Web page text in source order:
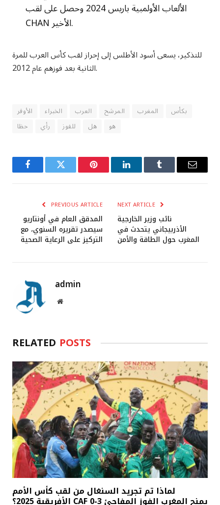
الألعاب الأولمبية باريس 2024 وحصل على لقب
CHAN الأخير.
للتذكير، يسعى أسود الأطلس إلى إحراز لقب كأس العرب للمرة
الثانية بعد فوزهم عام 2012.
الأوفر الخبراء العرب المرشح المغرب
بكأس
حظا
رأي للفوز هل هو
FacebookTwitter Pinterest LinkedInTumblr Email
PREVIOUS ARTICLE
المدقق العام في أونتاريو
سيصدر تقريره السنوي، مع
التركيز على الرعاية الصحية
NEXT ARTICLE
نائب وزير الخارجية
الأذربيجاني يتحدث في
المغرب حول الطاقة والأمن
admin
Website
RELATED POSTS
لماذا تم تجريد السنغال من لقب كأس الأمم
الأفريقية 2025؟ CAF يمنح المغرب الفوز المفاجئ 3-0